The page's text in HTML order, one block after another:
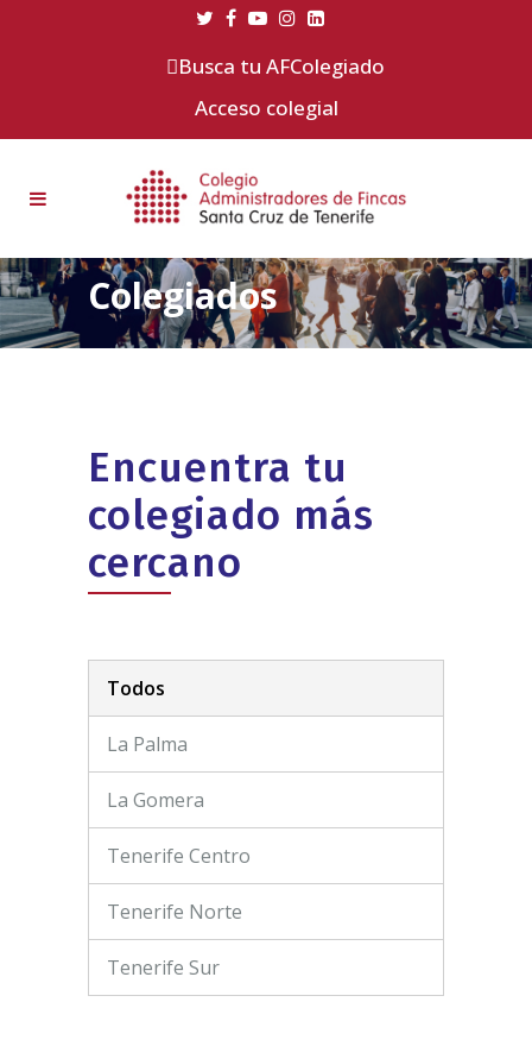
Busca tu AFColegiado
Acceso colegial
Colegiados
Encuentra tu
colegiado más
cercano
Todos
La Palma
La Gomera
Tenerife Centro
Tenerife Norte
Tenerife Sur